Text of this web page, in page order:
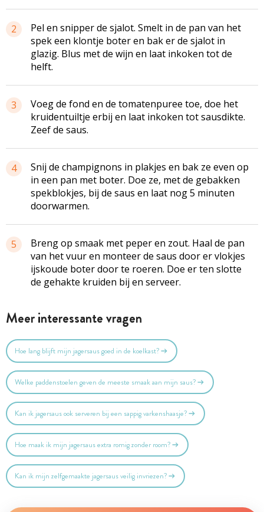
2
Pel en snipper de sjalot. Smelt in de pan van het
spek een klontje boter en bak er de sjalot in
glazig. Blus met de wijn en laat inkoken tot de
helft.
3
Voeg de fond en de tomatenpuree toe, doe het
kruidentuiltje erbij en laat inkoken tot sausdikte.
Zeef de saus.
4
Snij de champignons in plakjes en bak ze even op
in een pan met boter. Doe ze, met de gebakken
spekblokjes, bij de saus en laat nog 5 minuten
doorwarmen.
5
Breng op smaak met peper en zout. Haal de pan
van het vuur en monteer de saus door er vlokjes
ijskoude boter door te roeren. Doe er ten slotte
de gehakte kruiden bij en serveer.
Meer interessante vragen
Hoe lang blijft mijn jagersaus goed in de koelkast?
Welke paddenstoelen geven de meeste smaak aan mijn saus?
Kan ik jagersaus ook serveren bij een sappig varkenshaasje?
Hoe maak ik mijn jagersaus extra romig zonder room?
Kan ik mijn zelfgemaakte jagersaus veilig invriezen?